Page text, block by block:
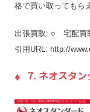
格で買い取ってもら
出張買取: ○ 宅配
引用URL: http://
7. ネオスタン